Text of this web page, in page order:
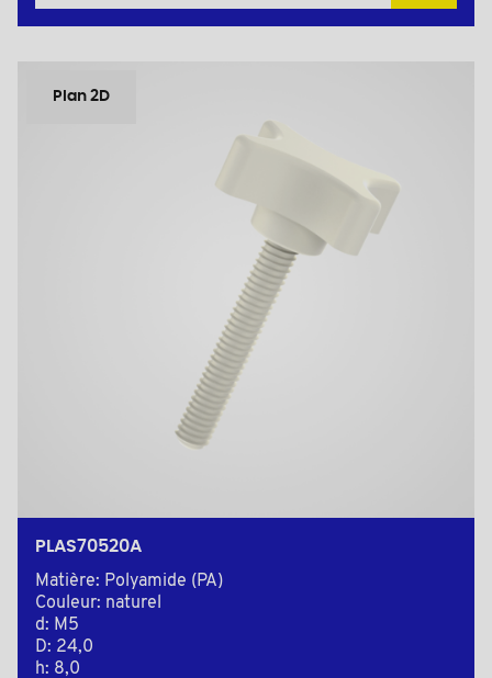
Plan 2D
PLAS70520A
Matière: Polyamide (PA)
Couleur: naturel
d: M5
D: 24,0
h: 8,0